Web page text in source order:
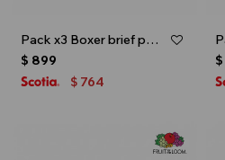
Pack x3 Boxer brief para caballero - Negro
$ 899
$ 764
$